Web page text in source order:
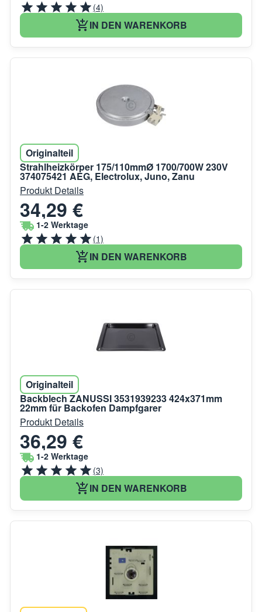
(4)
IN DEN WARENKORB
Originalteil
Strahlheizkörper 175/110mmØ 1700/700W 230V
374075421 AEG, Electrolux, Juno, Zanu
Produkt Details
34,29 €
1-2 Werktage
(1)
IN DEN WARENKORB
Originalteil
Backblech ZANUSSI 3531939233 424x371mm
22mm für Backofen Dampfgarer
Produkt Details
36,29 €
1-2 Werktage
(3)
IN DEN WARENKORB